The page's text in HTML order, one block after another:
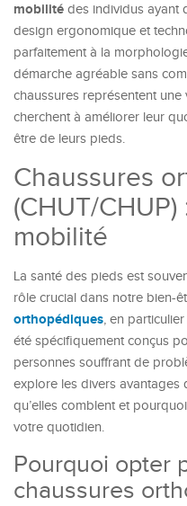
mobilité des individus ayant
design ergonomique et
parfaitement à la
démarche agréable sans
chaussures représentent
cherchent à améliorer leur
être de leurs pieds.
Chaussures
(CHUT/
mobilité
La santé des pieds est
rôle crucial dans notre bien-
orthopédiques, en
été spécifiquement conçus
personnes souffrant de
explore les divers avantages
qu’elles comblent et
votre quotidien.
Pourquoi opter
chaussures